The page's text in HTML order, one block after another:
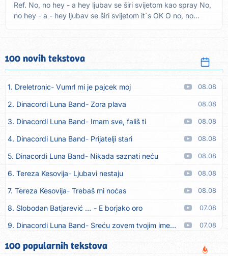
Ref. No, no hey - a hey ljubav se širi svijetom kao spray No,
no hey - a - hey ljubav se širi svijetom it´s OK O no, no...
100 novih tekstova
1. Dreletronic Vumrl mi je pajcek moj 08.08
2. Dinacordi Luna Band Zora plava 08.08
3. Dinacordi Luna Band Imam sve, fališ ti 08.08
4. Dinacordi Luna Band Prijatelji stari 08.08
5. Dinacordi Luna Band Nikada saznati neću 08.08
6. Tereza Kesovija Ljubavi nestaju 08.08
7. Tereza Kesovija Trebaš mi noćas 08.08
8. Slobodan Batjarević Čobe E borjako oro 07.08
9. Dinacordi Luna Band Sreću zovem tvojim imenom (feat. Kristina Smetko) 07.08
10. Dinacordi Luna Band Tamburaši (feat. Kristina Smetko)
100 popularnih tekstova